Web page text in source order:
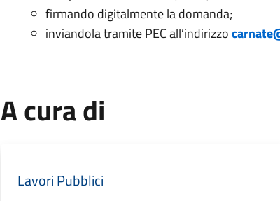
firmando digitalmente la domanda;
inviandola tramite PEC all’indirizzo
A cura di
Lavori Pubblici